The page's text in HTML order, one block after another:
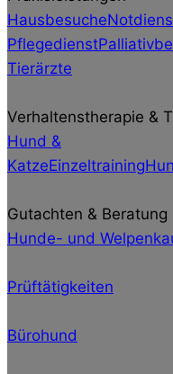
Hausbesuche
Pflegedienst
Tierärzte
Verhaltenstherapie &
Hund &
KatzeEinzeltraining
Gutachten & Beratung
Hunde- und
Prüftätigkeiten
Bürohund